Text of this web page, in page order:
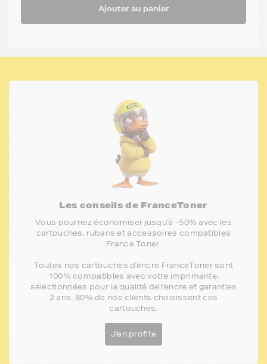
Ajouter au panier
Les conseils de FranceToner
Vous pourriez économiser jusqu'à -50% avec les
cartouches, rubans et accessoires compatibles
France Toner.
Toutes nos cartouches d'encre FranceToner sont
100% compatibles avec votre imprimante,
sélectionnées pour la qualité de l'encre et garanties
2 ans. 80% de nos clients choisissent ces
cartouches.
J'en profite